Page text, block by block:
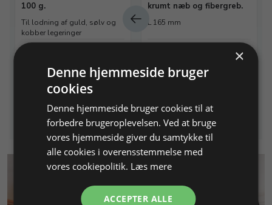
100 g.
Til lodning af guld, sølv og
kobber legeringer
Info Læg i kurv
krumt næb og fibergreb.
L 165 mm
På lager
Info Læg i kurv
×
Denne hjemmeside bruger
cookies
Denne hjemmeside bruger cookies til at
forbedre brugeroplevelsen. Ved at bruge
vores hjemmeside giver du samtykke til
alle cookies i overensstemmelse med
vores cookiepolitik. Læs mere
ACCEPTER ALLE